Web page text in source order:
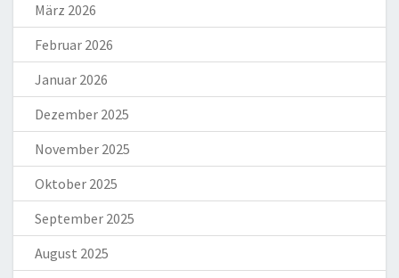
März 2026
Februar 2026
Januar 2026
Dezember 2025
November 2025
Oktober 2025
September 2025
August 2025